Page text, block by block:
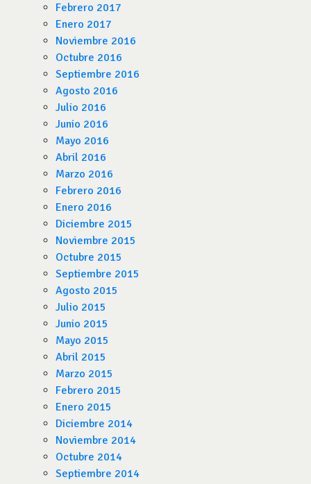
Febrero 2017
Enero 2017
Noviembre 2016
Octubre 2016
Septiembre 2016
Agosto 2016
Julio 2016
Junio 2016
Mayo 2016
Abril 2016
Marzo 2016
Febrero 2016
Enero 2016
Diciembre 2015
Noviembre 2015
Octubre 2015
Septiembre 2015
Agosto 2015
Julio 2015
Junio 2015
Mayo 2015
Abril 2015
Marzo 2015
Febrero 2015
Enero 2015
Diciembre 2014
Noviembre 2014
Octubre 2014
Septiembre 2014